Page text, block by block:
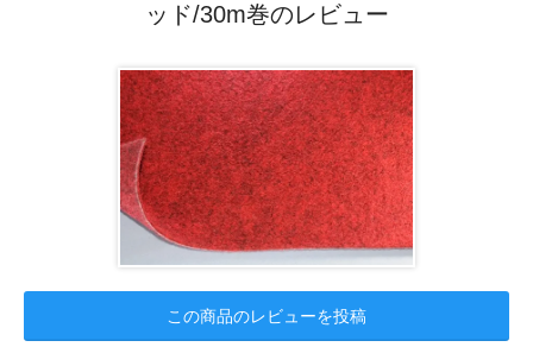
ッド/30m巻のレビュー
この商品のレビューを投稿